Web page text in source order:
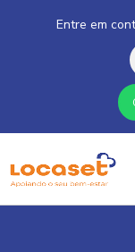
Entre em